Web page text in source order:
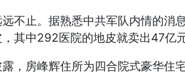
止。据熟悉中共军队内情的消
其中292医院的地皮就卖出47亿元
房峰辉住所为四合院式豪华住宅